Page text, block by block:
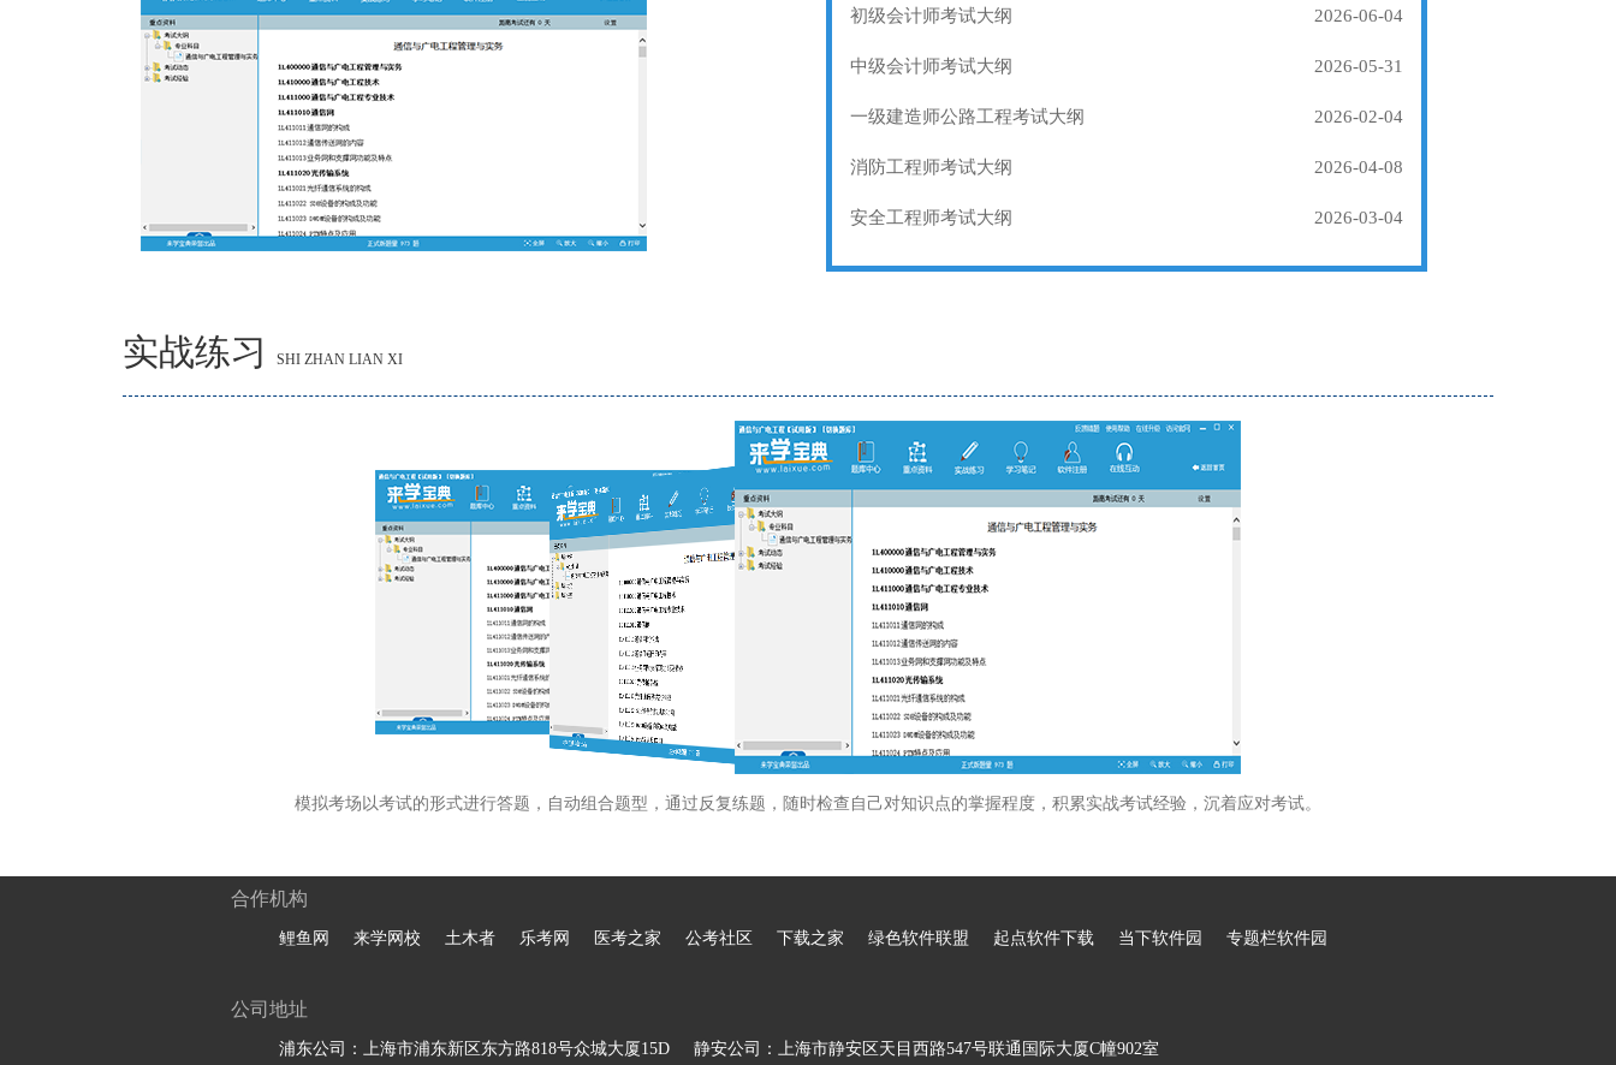
初级会计师考试大纲 2026-06-04
中级会计师考试大纲 2026-05-31
一级建造师公路工程考试大纲 2026-02-04
消防工程师考试大纲 2026-04-08
安全工程师考试大纲 2026-03-04
实战练习 SHI ZHAN LIAN XI
模拟考场以考试的形式进行答题，自动组合题型，通过反复练题，随时检查自己对知识点的掌握程度，积累实战考试经验，沉着应对考试。
合作机构
鲤鱼网 来学网校 土木者 乐考网 医考之家 公考社区 下载之家 绿色软件联盟 起点软件下载 当下软件园 专题栏软件园
公司地址
浦东公司：上海市浦东新区东方路818号众城大厦15D 静安公司：上海市静安区天目西路547号联通国际大厦C幢902室